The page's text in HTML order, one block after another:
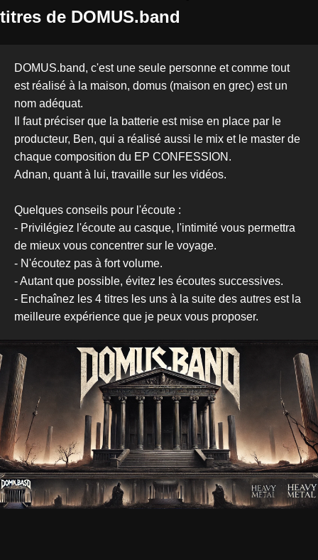
titres de DOMUS.band
DOMUS.band, c'est une seule personne et comme tout
est réalisé à la maison, domus (maison en grec) est un
nom adéquat.
Il faut préciser que la batterie est mise en place par le
producteur, Ben, qui a réalisé aussi le mix et le master de
chaque composition du EP CONFESSION.
Adnan, quant à lui, travaille sur les vidéos.
Quelques conseils pour l'écoute :
- Privilégiez l'écoute au casque, l'intimité vous permettra
de mieux vous concentrer sur le voyage.
- N'écoutez pas à fort volume.
- Autant que possible, évitez les écoutes successives.
- Enchaînez les 4 titres les uns à la suite des autres est la
meilleure expérience que je peux vous proposer.